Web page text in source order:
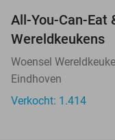
All-You-Can-Eat
Wereldkeukens
Woensel
Eindhoven
Verkocht: 1.414